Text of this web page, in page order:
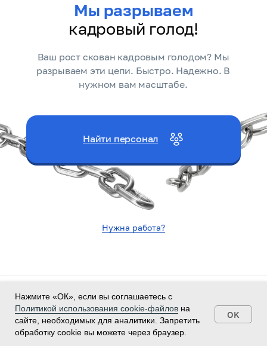
Нужна работа?
Найти персонал
Мы разрываем
кадровый голод!
Ваш рост скован кадровым голодом? Мы
разрываем эти цепи. Быстро. Надежно. В
нужном вам масштабе.
Нажмите «ОК», если вы соглашаетесь с
Политикой использования cookie-файлов на
сайте, необходимых для аналитики. Запретить
обработку cookie вы можете через браузер.
OK
Политика конфиденциальности
Согласие на обработку персональных данных
Политика использования cookie-файлов
Согласие на рекламные рассылкиДоговор